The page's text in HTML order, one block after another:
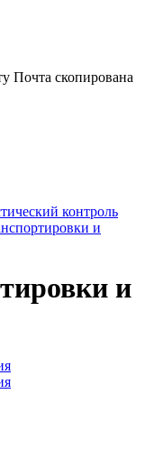
Почта скопирована
контроль
и
и